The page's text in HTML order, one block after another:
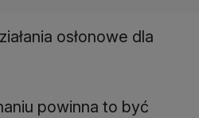
osłonowe dla
powinna to być